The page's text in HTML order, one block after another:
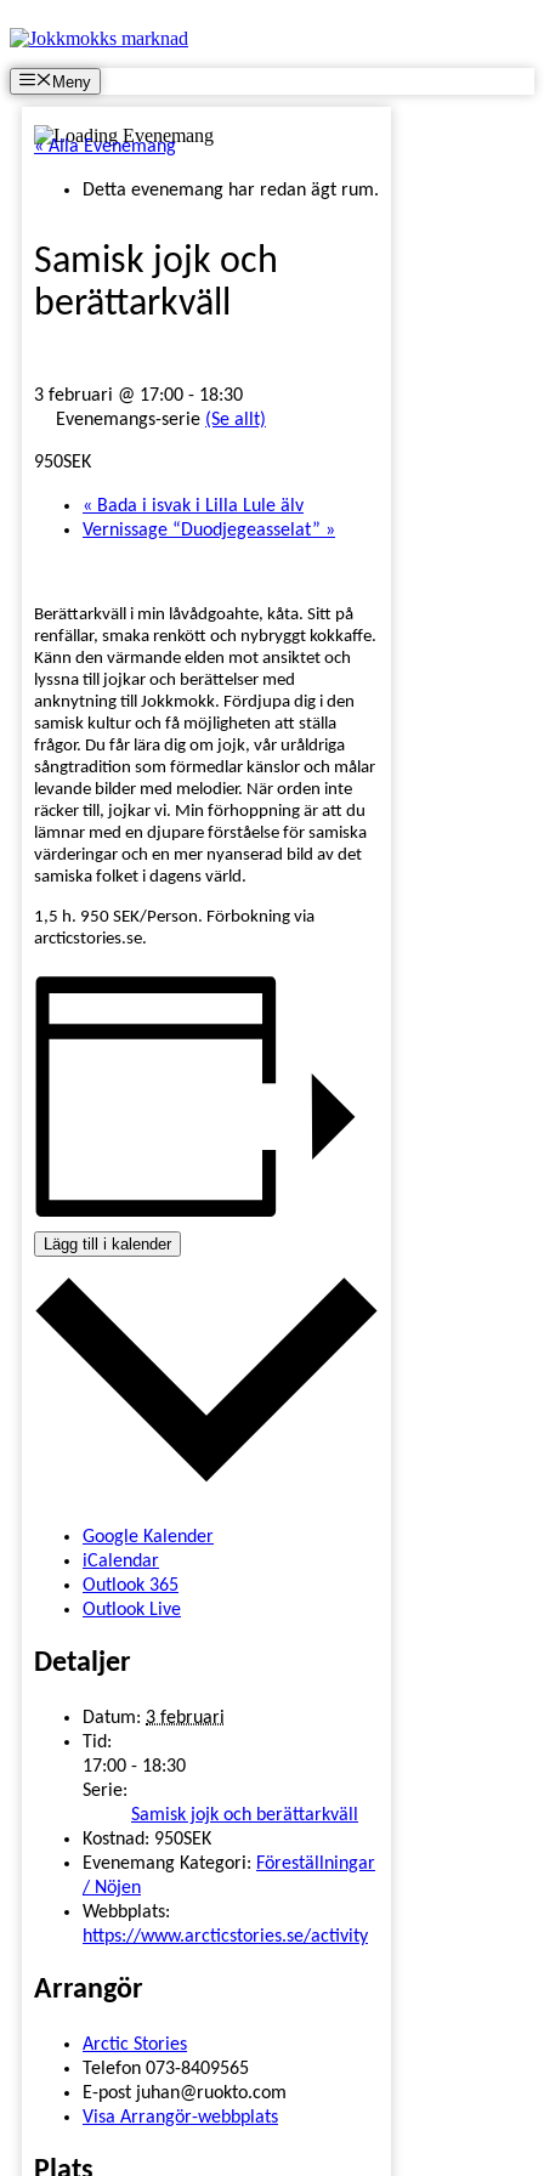
till
innehåll
Meny
« Alla Evenemang
Detta evenemang har redan ägt rum.
Samisk jojk och
berättarkväll
3 februari @ 17:00 - 18:30
Evenemangs-serie (Se allt)
950SEK
« Bada i isvak i Lilla Lule älv
Vernissage “Duodjegeasselat” »
Berättarkväll i min låvådgoahte, kåta. Sitt på
renfällar, smaka renkött och nybryggt kokkaffe.
Känn den värmande elden mot ansiktet och
lyssna till jojkar och berättelser med
anknytning till Jokkmokk. Fördjupa dig i den
samisk kultur och få möjligheten att ställa
frågor. Du får lära dig om jojk, vår uråldriga
sångtradition som förmedlar känslor och målar
levande bilder med melodier. När orden inte
räcker till, jojkar vi. Min förhoppning är att du
lämnar med en djupare förståelse för samiska
värderingar och en mer nyanserad bild av det
samiska folket i dagens värld.
1,5 h. 950 SEK/Person. Förbokning via
arcticstories.se.
Lägg till i kalender
Google Kalender
iCalendar
Outlook 365
Outlook Live
Detaljer
Datum: 3 februari
Tid:
17:00 - 18:30
Serie:
Samisk jojk och berättarkväll
Kostnad: 950SEK
Evenemang Kategori: Föreställningar
/ Nöjen
Webbplats:
https://www.arcticstories.se/activity
Arrangör
Arctic Stories
Telefon 073-8409565
E-post juhan@ruokto.com
Visa Arrangör-webbplats